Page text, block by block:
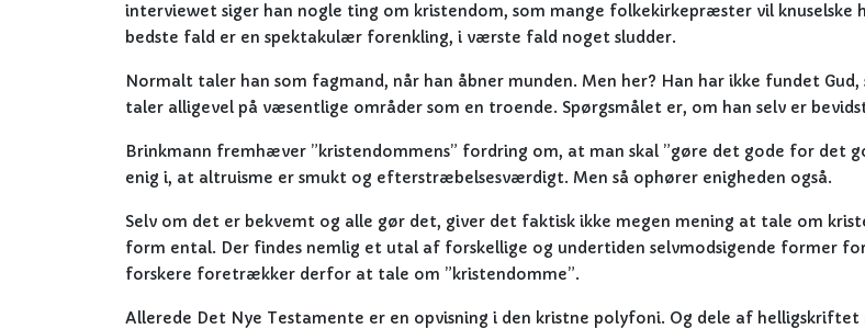
interviewet siger han nogle ting om kristendom, som mange folkekirkepræster vil knuselske
bedste fald er en spektakulær forenkling, i værste fald noget sludder.
Normalt taler han som fagmand, når han åbner munden. Men her? Han har ikke fundet Gud,
taler alligevel på væsentlige områder som en troende. Spørgsmålet er, om han selv er
Brinkmann fremhæver ”kristendommens” fordring om, at man skal ”gøre det gode for det
enig i, at altruisme er smukt og efterstræbelsesværdigt. Men så ophører enigheden også.
Selv om det er bekvemt og alle gør det, giver det faktisk ikke megen mening at tale om
form ental. Der findes nemlig et utal af forskellige og undertiden selvmodsigende former
forskere foretrækker derfor at tale om ”kristendomme”.
Allerede Det Nye Testamente er en opvisning i den kristne polyfoni. Og dele af